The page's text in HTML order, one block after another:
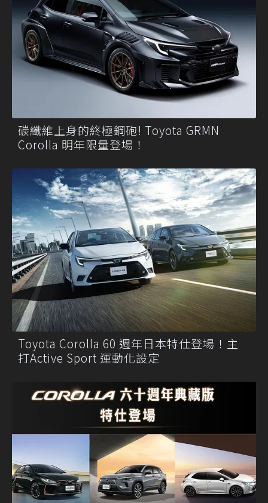
碳纖維上身的終極鋼砲! Toyota GRMN
Corolla 明年限量登場！
Toyota Corolla 60 週年日本特仕登場！主
打Active Sport 運動化設定